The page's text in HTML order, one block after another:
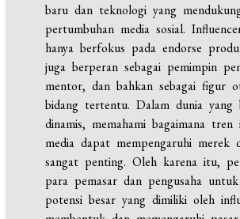
baru dan teknologi yang
pertumbuhan media sosial.
hanya berfokus pada endorse
juga berperan sebagai pemimpin
mentor, dan bahkan sebagai figur
bidang tertentu. Dalam dunia yang
dinamis, memahami bagaimana
media dapat mempengaruhi merek
sangat penting. Oleh karena itu,
para pemasar dan pengusaha
potensi besar yang dimiliki oleh